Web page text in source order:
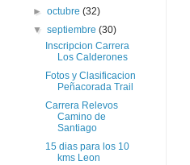
►octubre(32)
▼septiembre(30)
Inscripcion Carrera
Los Calderones
Fotos y Clasificacion
Peñacorada Trail
Carrera Relevos
Camino de
Santiago
15 dias para los 10
kms Leon